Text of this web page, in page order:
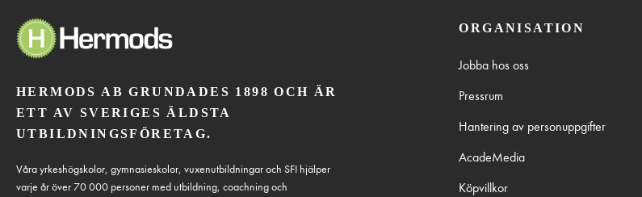
HERMODS AB GRUNDADES 1898 OCH ÄR
ETT AV SVERIGES ÄLDSTA
UTBILDNINGSFÖRETAG.
Våra yrkeshögskolor, gymnasieskolor, vuxenutbildningar och SFI hjälper
varje år över 70 000 personer med utbildning, coachning och
ORGANISATION
Jobba hos oss
Pressrum
Hantering av personuppgifter
AcadeMedia
Köpvillkor